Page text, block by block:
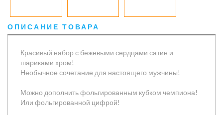
ОПИСАНИЕ ТОВАРА
Красивый набор с бежевыми сердцами сатин и
шариками хром!
Необычное сочетание для настоящего мужчины!
Можно дополнить фольгированным кубком чемпиона!
Или фольгированной цифрой!